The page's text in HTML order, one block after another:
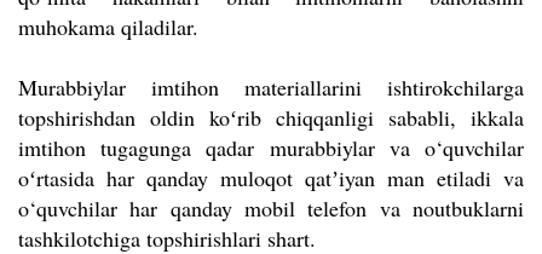
muhokama qiladilar.
Murabbiylar imtihon materiallarini ishtirokchilarga
topshirishdan oldin koʻrib chiqqanligi sababli, ikkala
imtihon tugagunga qadar murabbiylar va o‘quvchilar
oʻrtasida har qanday muloqot qatʼiyan man etiladi va
o‘quvchilar har qanday mobil telefon va noutbuklarni
tashkilotchiga topshirishlari shart.